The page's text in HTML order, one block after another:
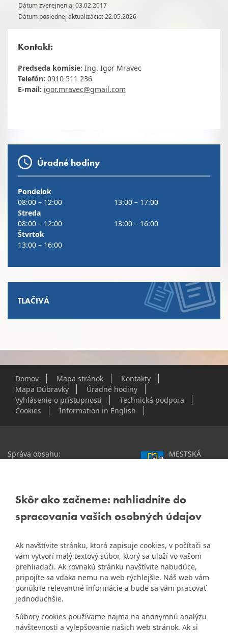
Skôr ako začneme: nahliadnite do
spracovania vašich osobných údajov
Ak navštívite stránku, ktorá zapisuje cookies, v počítači sa
vám vytvorí malý textový súbor, ktorý sa uloží vo vašom
prehliadači. Ak rovnakú stránku navštívite nabudúce,
pripojíte sa vďaka nemu na web rýchlejšie. Náš web vám
ponúkne relevantné informácie a bude sa vám pracovať
jednoduchšie.
Súbory cookies používame najmä na anonymnú analýzu
návštevnosti a vylepšovanie našich web stránok. Ak si
Dátum zverejnenia: 03.02.2017
Dátum poslednej aktualizácie: 22.05.2026
Kontakt:
Predseda komisie: Ing. Igor Mravec
Telefón: 0910 511 236
E-mail: igor.mravec@gmail.com
Úradné hodiny
Pondelok
08:00 – 12:00
13:00 – 17:00
Streda
08:00 – 12:00
13:00 – 16:00
Štvrtok
13:00 – 16:00
TLAČIVÁ
Domov Mapa stránok
Kontakty
Mapa Dúbravky
Úradné hodiny
Vyhlásenie o prístupnosti
Technická podpora
Cookies
Information in English
Správa obsahu:
Staršie informácie a dokumenty
starej stránke Dúbravky
Naša mestská časť získala 3.
miesto v súťažiZlatyErb.sk
o
najlepšiu internetovú stránku
samospráv za rok 2020
MESTSKÁ
Žatevná 2, 844 02
IČO: 00603406
DIČ: 2020919120
IČ DPH: Nie sme platca
DPH
Bankové spojenie:
a.s., Mlynské nivy 1, 829 90
Bratislava 25